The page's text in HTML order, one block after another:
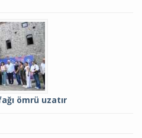
ömrü uzatır